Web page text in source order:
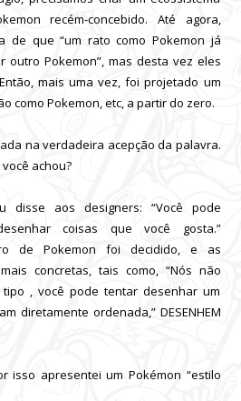
recém-concebido. Até agora,
de que “um rato como Pokemon já
outro Pokemon”, mas desta vez eles
Então, mais uma vez, foi projetado um
como Pokemon, etc, a partir do zero.
na verdadeira acepção da palavra.
achou?
disse aos designers: “Você pode
coisas que você gosta.”
de Pokemon foi decidido, e as
concretas, tais como, “Nós não
, você pode tentar desenhar um
diretamente ordenada,” DESENHEM
isso apresentei um Pokémon “estilo